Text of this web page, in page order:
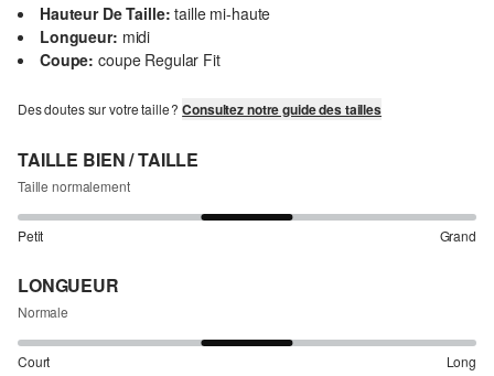
Hauteur De Taille: taille mi-haute
Longueur: midi
Coupe: coupe Regular Fit
Des doutes sur votre taille ?Consultez notre guide des tailles
TAILLE BIEN / TAILLE
Taille normalement
Petit Grand
LONGUEUR
Normale
Court Long